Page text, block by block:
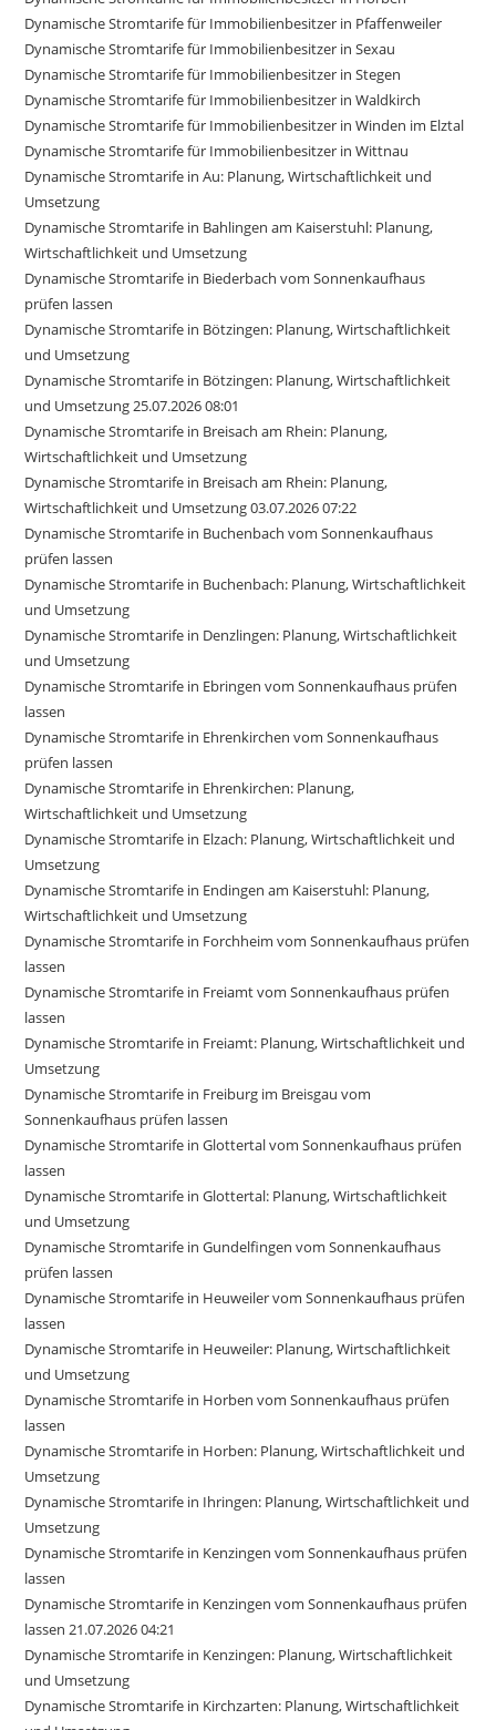
Dynamische Stromtarife für Immobilienbesitzer in Pfaffenweiler
Dynamische Stromtarife für Immobilienbesitzer in Sexau
Dynamische Stromtarife für Immobilienbesitzer in Stegen
Dynamische Stromtarife für Immobilienbesitzer in Waldkirch
Dynamische Stromtarife für Immobilienbesitzer in Winden im Elztal
Dynamische Stromtarife für Immobilienbesitzer in Wittnau
Dynamische Stromtarife in Au: Planung, Wirtschaftlichkeit und
Umsetzung
Dynamische Stromtarife in Bahlingen am Kaiserstuhl: Planung,
Wirtschaftlichkeit und Umsetzung
Dynamische Stromtarife in Biederbach vom Sonnenkaufhaus
prüfen lassen
Dynamische Stromtarife in Bötzingen: Planung, Wirtschaftlichkeit
und Umsetzung
Dynamische Stromtarife in Bötzingen: Planung, Wirtschaftlichkeit
und Umsetzung 25.07.2026 08:01
Dynamische Stromtarife in Breisach am Rhein: Planung,
Wirtschaftlichkeit und Umsetzung
Dynamische Stromtarife in Breisach am Rhein: Planung,
Wirtschaftlichkeit und Umsetzung 03.07.2026 07:22
Dynamische Stromtarife in Buchenbach vom Sonnenkaufhaus
prüfen lassen
Dynamische Stromtarife in Buchenbach: Planung, Wirtschaftlichkeit
und Umsetzung
Dynamische Stromtarife in Denzlingen: Planung, Wirtschaftlichkeit
und Umsetzung
Dynamische Stromtarife in Ebringen vom Sonnenkaufhaus prüfen
lassen
Dynamische Stromtarife in Ehrenkirchen vom Sonnenkaufhaus
prüfen lassen
Dynamische Stromtarife in Ehrenkirchen: Planung,
Wirtschaftlichkeit und Umsetzung
Dynamische Stromtarife in Elzach: Planung, Wirtschaftlichkeit und
Umsetzung
Dynamische Stromtarife in Endingen am Kaiserstuhl: Planung,
Wirtschaftlichkeit und Umsetzung
Dynamische Stromtarife in Forchheim vom Sonnenkaufhaus prüfen
lassen
Dynamische Stromtarife in Freiamt vom Sonnenkaufhaus prüfen
lassen
Dynamische Stromtarife in Freiamt: Planung, Wirtschaftlichkeit und
Umsetzung
Dynamische Stromtarife in Freiburg im Breisgau vom
Sonnenkaufhaus prüfen lassen
Dynamische Stromtarife in Glottertal vom Sonnenkaufhaus prüfen
lassen
Dynamische Stromtarife in Glottertal: Planung, Wirtschaftlichkeit
und Umsetzung
Dynamische Stromtarife in Gundelfingen vom Sonnenkaufhaus
prüfen lassen
Dynamische Stromtarife in Heuweiler vom Sonnenkaufhaus prüfen
lassen
Dynamische Stromtarife in Heuweiler: Planung, Wirtschaftlichkeit
und Umsetzung
Dynamische Stromtarife in Horben vom Sonnenkaufhaus prüfen
lassen
Dynamische Stromtarife in Horben: Planung, Wirtschaftlichkeit und
Umsetzung
Dynamische Stromtarife in Ihringen: Planung, Wirtschaftlichkeit und
Umsetzung
Dynamische Stromtarife in Kenzingen vom Sonnenkaufhaus prüfen
lassen
Dynamische Stromtarife in Kenzingen vom Sonnenkaufhaus prüfen
lassen 21.07.2026 04:21
Dynamische Stromtarife in Kenzingen: Planung, Wirtschaftlichkeit
und Umsetzung
Dynamische Stromtarife in Kirchzarten: Planung, Wirtschaftlichkeit